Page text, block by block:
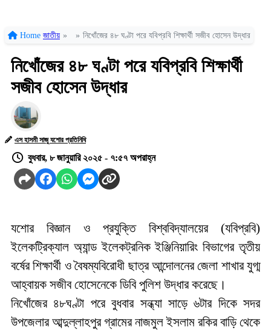
Home জাতীয় » » নিখোঁজের ৪৮ ঘণ্টা পরে যবিপ্রবি শিক্ষার্থী সজীব হোসেন উদ্ধার
নিখোঁজের ৪৮ ঘণ্টা পরে যবিপ্রবি শিক্ষার্থী
সজীব হোসেন উদ্ধার
এস হাসমী সাজু যশোর প্রতিনিধি
বুধবার, ৮ জানুয়ারি ২০২৫ - ৭:৫৭ অপরাহ্ন
যশোর বিজ্ঞান ও প্রযুক্তি বিশ্ববিদ্যালয়ের(যবিপ্রবি)
ইলেকট্রিক্যাল অ্যান্ড ইলেকট্রনিক ইঞ্জিনিয়ারিংবিভাগের তৃতীয়
বর্ষের শিক্ষার্থী ও বৈষম্যবিরোধী ছাত্র আন্দোলনের জেলা শাখার যুগ্ম
আহ্বায়ক সজীব হোসেনেকে ডিবি পুলিশ উদ্ধার করেছে।
নিখোঁজের ৪৮ঘণ্টা পরে বুধবার সন্ধ্যা সাড়ে ৬টার দিকে সদর
উপজেলার আব্দুল্লাহপুর গ্রামের নাজমুল ইসলাম রকির বাড়ি থেকে